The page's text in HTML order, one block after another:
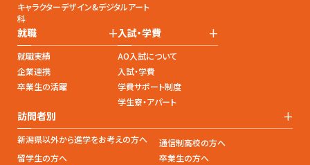
キャラクターデザイン&デジタルアート
科
就職 +
就職実績
企業連携
卒業生の活躍
入試・学費 +
AO入試について
入試・学費
学費サポート制度
学生寮・アパート
訪問者別 +
新潟県以外から進学をお考えの方へ
通信制高校の方へ
留学生の方へ
卒業生の方へ